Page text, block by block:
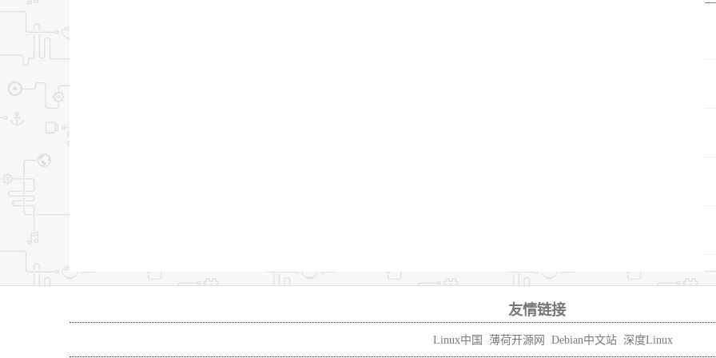
友情链接
Linux中国 薄荷开源网 Debian中文站 深度Linux